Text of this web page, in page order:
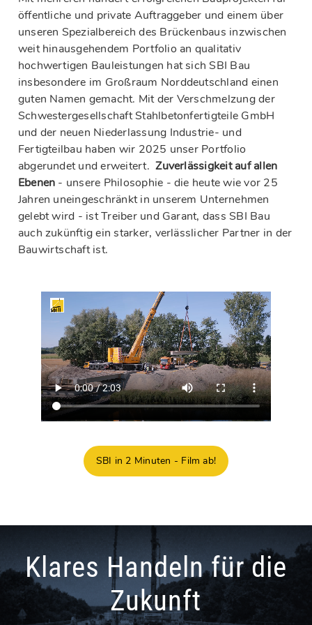
öffentliche und private Auftraggeber und einem über
unseren Spezialbereich des Brückenbaus inzwischen
weit hinausgehendem Portfolio an qualitativ
hochwertigen Bauleistungen hat sich SBI Bau
insbesondere im Großraum Norddeutschland einen
guten Namen gemacht. Mit der Verschmelzung der
Schwestergesellschaft Stahlbetonfertigteile GmbH
und der neuen Niederlassung Industrie- und
Fertigteilbau haben wir 2025 unser Portfolio
abgerundet und erweitert.Zuverlässigkeit auf allen
Ebenen - unsere Philosophie - die heute wie vor 25
Jahren uneingeschränkt in unserem Unternehmen
gelebt wird - ist Treiber und Garant, dass SBI Bau
auch zukünftig ein starker, verlässlicher Partner in der
Bauwirtschaft ist.
SBI in 2 Minuten - Film ab!
Klares Handeln für die
Zukunft